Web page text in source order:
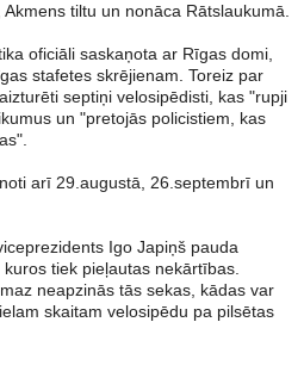
tiltu un nonāca Rātslaukumā.
oficiāli saskaņota ar Rīgas domi,
stafetes skrējienam. Toreiz par
septiņi velosipēdisti, kas "rupji
un "pretojās policistiem, kas
arī 29.augustā, 26.septembrī un
Igo Japiņš pauda
tiek pieļautas nekārtības.
neapzinās tās sekas, kādas var
skaitam velosipēdu pa pilsētas